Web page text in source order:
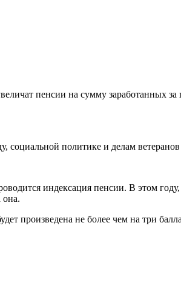
пенсии на сумму заработанных
социальной политике и делам ветеранов
индексация пенсии. В этом
она.
произведена не более чем на три